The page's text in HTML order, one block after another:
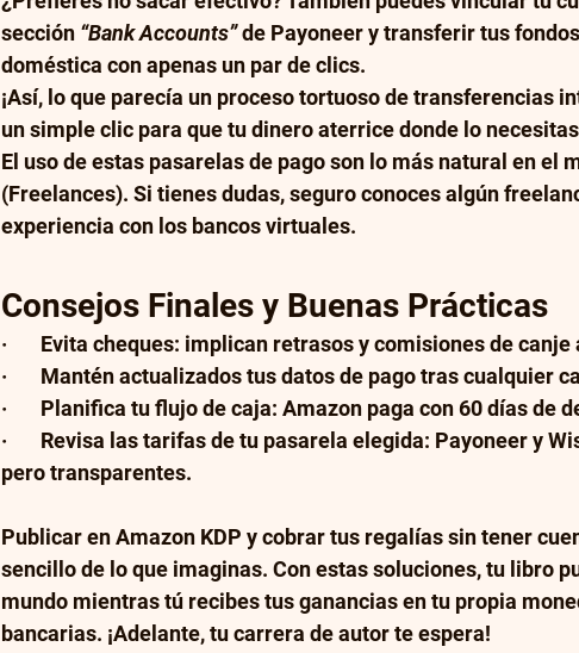
sección “Bank Accounts” de Payoneer y transferir tus
doméstica con apenas un par de clics.
¡Así, lo que parecía un proceso tortuoso de transferencias
un simple clic para que tu dinero aterrice donde lo
El uso de estas pasarelas de pago son lo más natural en el
(Freelances). Si tienes dudas, seguro conoces algún
experiencia con los bancos virtuales.
Consejos Finales y Buenas Prácticas
·       Evita cheques: implican retrasos y comisiones de
·       Mantén actualizados tus datos de pago tras cualquier
·       Planifica tu flujo de caja: Amazon paga con 60 días de
·       Revisa las tarifas de tu pasarela elegida: Payoneer y
pero transparentes.
Publicar en Amazon KDP y cobrar tus regalías sin tener
sencillo de lo que imaginas. Con estas soluciones, tu libro
mundo mientras tú recibes tus ganancias en tu propia
bancarias. ¡Adelante, tu carrera de autor te espera!